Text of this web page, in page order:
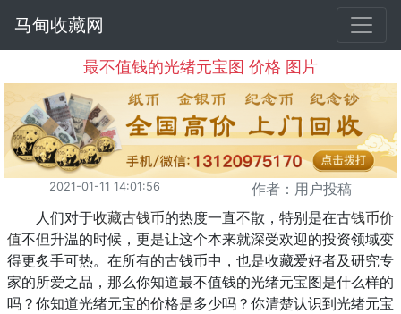
马甸收藏网
最不值钱的光绪元宝图 价格 图片
2021-01-11 14:01:56
作者：用户投稿
人们对于收藏古钱币的热度一直不散，特别是在古钱币价
值不但升温的时候，更是让这个本来就深受欢迎的投资领域变
得更炙手可热。在所有的古钱币中，也是收藏爱好者及研究专
家的所爱之品，那么你知道最不值钱的光绪元宝图是什么样的
吗？你知道光绪元宝的价格是多少吗？你清楚认识到光绪元宝